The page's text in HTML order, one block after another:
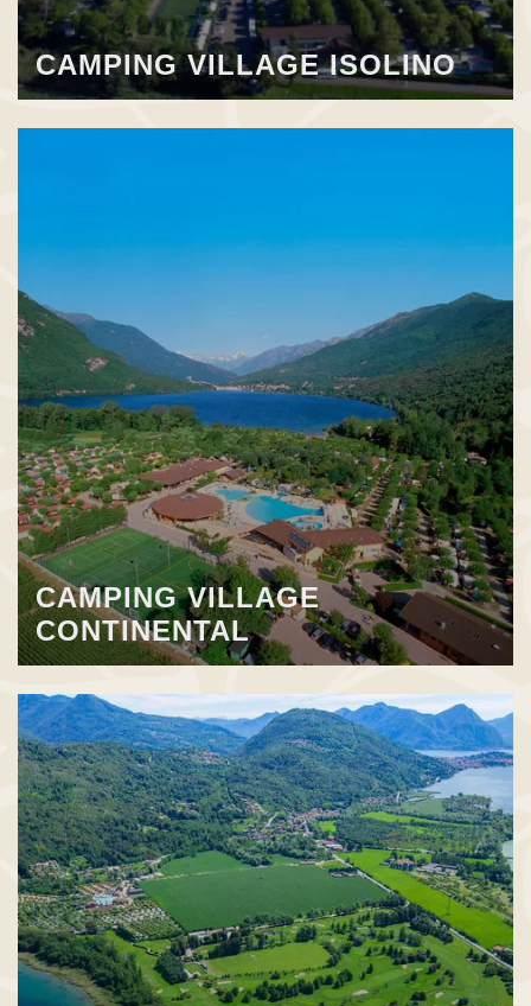
CAMPING VILLAGE ISOLINO
CAMPING VILLAGE
CONTINENTAL